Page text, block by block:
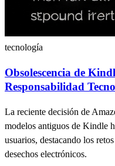
tecnología
Obsolescencia de
Responsabilidad
La reciente decisión de
modelos antiguos de Kindle
usuarios, destacando los
desechos electrónicos.